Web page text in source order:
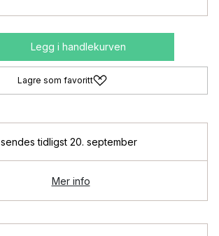
Legg i handlekurven
Lagre som favoritt
sendes tidligst 20. september
Mer info